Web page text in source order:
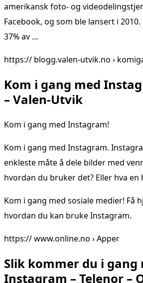
amerikansk foto- og
Facebook, og som ble lansert i
37% av …
https:// blogg.valen-utvik.no ›
Kom i gang med
– Valen-Utvik
Kom i gang med Instagram!
Kom i gang med Instagram.
enkleste måte å dele bilder med
hvordan du bruker det? Eller hva en
Kom i gang med sosiale medier! Få
hvordan du kan bruke Instagram.
https:// www.online.no › Apper
Slik kommer du i gang
Instagram – Telenor –